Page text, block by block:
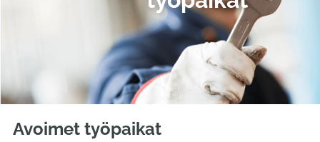
Avoimet työpaikat